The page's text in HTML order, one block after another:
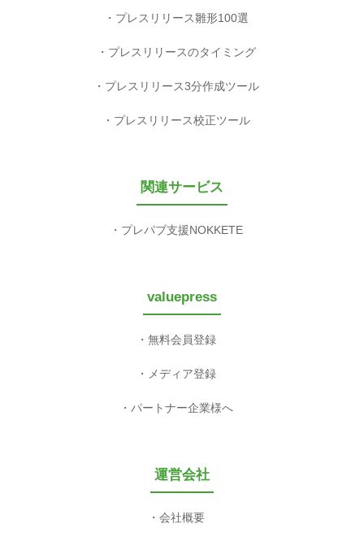
プレスリリース雛形100選
プレスリリースのタイミング
プレスリリース3分作成ツール
プレスリリース校正ツール
関連サービス
プレパブ支援NOKKETE
valuepress
無料会員登録
メディア登録
パートナー企業様へ
運営会社
会社概要